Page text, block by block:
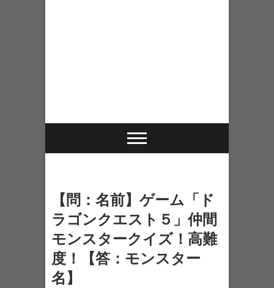
【問：名前】ゲーム「ド
ラゴンクエスト５」仲間
モンスタークイズ！高難
度！【答：モンスター
名】